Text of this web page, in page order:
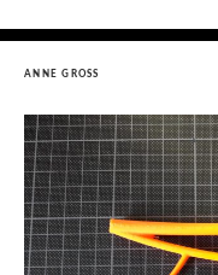
ANNE GROSS